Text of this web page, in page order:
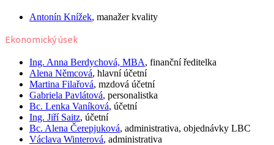
Antonín Knížek, manažer kvality
Ekonomický úsek
Ing. Anna Berdychová, MBA, finanční ředitelka
Alena Němcová, hlavní účetní
Martina Filařová, mzdová účetní
Gabriela Pavlátová, personalistka
Bc. Lenka Vaníková, účetní
Ing. Jiří Saitz, účetní
Bc. Alena Čerepjuková, administrativa, objednávky LBC
Václava Winterová, administrativa